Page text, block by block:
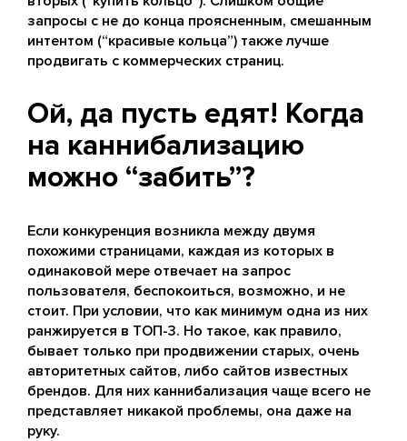
запросы с не до конца проясненным, смешанным
интентом (“красивые кольца”) также лучше
продвигать с коммерческих страниц.
Ой, да пусть едят! Когда
на каннибализацию
можно “забить”?
Если конкуренция возникла между двумя
похожими страницами, каждая из которых в
одинаковой мере отвечает на запрос
пользователя, беспокоиться, возможно, и не
стоит. При условии, что как минимум одна из них
ранжируется в ТОП-3. Но такое, как правило,
бывает только при продвижении старых, очень
авторитетных сайтов, либо сайтов известных
брендов. Для них каннибализация чаще всего не
представляет никакой проблемы, она даже на
руку.